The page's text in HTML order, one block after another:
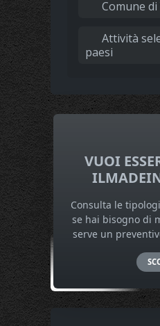
Comune
Attività
paesi
VUOI
Consulta le
se hai bisogno di
serve un